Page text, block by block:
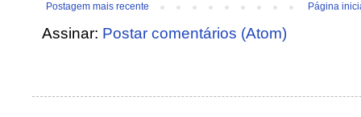
Postagem mais recente Página
Assinar: Postar comentários (Atom)